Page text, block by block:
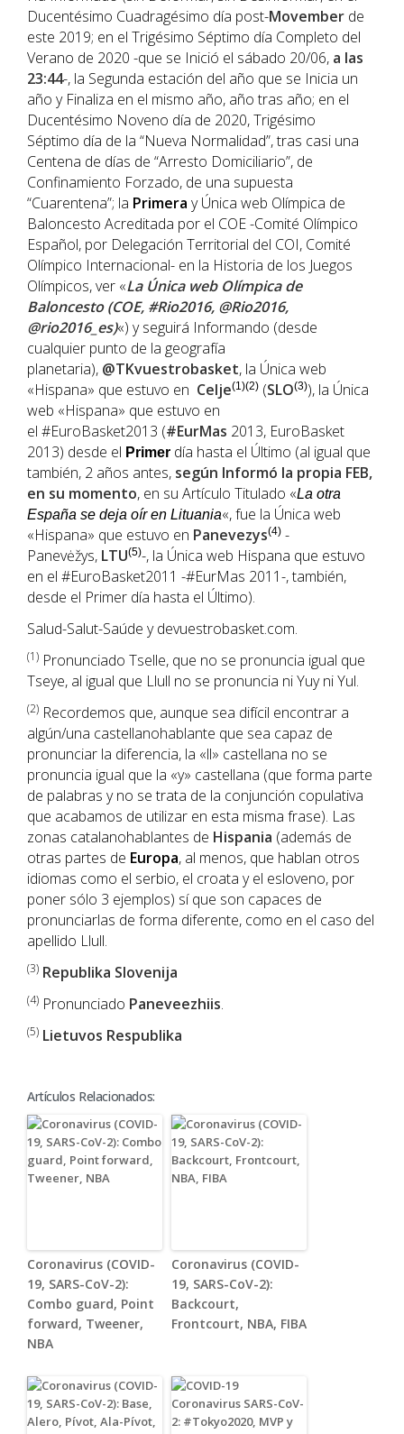
Ducentésimo Cuadragésimo día post-Movember de
este 2019; en el Trigésimo Séptimo día Completo del
Verano de 2020 -que se Inició el sábado 20/06, a las
23:44-, la Segunda estación del año que se Inicia un
año y Finaliza en el mismo año, año tras año; en el
Ducentésimo Noveno día de 2020, Trigésimo
Séptimo día de la “Nueva Normalidad”, tras casi una
Centena de días de “Arresto Domiciliario”, de
Confinamiento Forzado, de una supuesta
“Cuarentena”; la Primera y Única web Olímpica de
Baloncesto Acreditada por el COE -Comité Olímpico
Español, por Delegación Territorial del COI, Comité
Olímpico Internacional- en la Historia de los Juegos
Olímpicos, ver «La Única web Olímpica de
Baloncesto (COE, #Rio2016, @Rio2016,
@rio2016_es)«) y seguirá Informando (desde
cualquier punto de la geografía
planetaria), @TKvuestrobasket, la Única web
«Hispana» que estuvo en Celje(1)(2) (SLO(3)), la Única
web «Hispana» que estuvo en
el #EuroBasket2013 (#EurMas 2013, EuroBasket
2013) desde el Primer día hasta el Último (al igual que
también, 2 años antes, según Informó la propia FEB,
en su momento, en su Artículo Titulado «La otra
España se deja oír en Lituania«, fue la Única web
«Hispana» que estuvo en Panevezys(4) -
Panevėžys, LTU(5)-, la Única web Hispana que estuvo
en el #EuroBasket2011 -#EurMas 2011-, también,
desde el Primer día hasta el Último).
Salud-Salut-Saúde y devuestrobasket.com.
(1) Pronunciado Tselle, que no se pronuncia igual que
Tseye, al igual que Llull no se pronuncia ni Yuy ni Yul.
(2) Recordemos que, aunque sea difícil encontrar a
algún/una castellanohablante que sea capaz de
pronunciar la diferencia, la «ll» castellana no se
pronuncia igual que la «y» castellana (que forma parte
de palabras y no se trata de la conjunción copulativa
que acabamos de utilizar en esta misma frase). Las
zonas catalanohablantes de Hispania (además de
otras partes de Europa, al menos, que hablan otros
idiomas como el serbio, el croata y el esloveno, por
poner sólo 3 ejemplos) sí que son capaces de
pronunciarlas de forma diferente, como en el caso del
apellido Llull.
(3) Republika Slovenija
(4) Pronunciado Paneveezhiis.
(5) Lietuvos Respublika
Artículos Relacionados:
Coronavirus (COVID-
19, SARS-CoV-2):
Combo guard, Point
forward, Tweener,
NBA
Coronavirus (COVID-
19, SARS-CoV-2):
Backcourt,
Frontcourt, NBA, FIBA